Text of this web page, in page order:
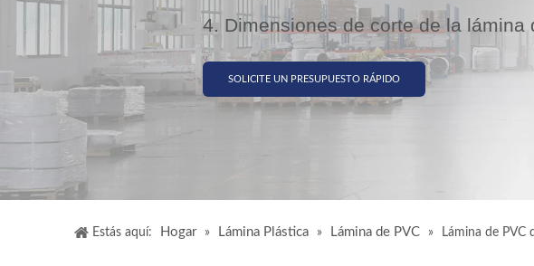
4. Dimensiones de corte de la lámina
SOLICITE UN PRESUPUESTO RÁPIDO
Estás aquí: Hogar » Lámina Plástica » Lámina de PVC » Lámina de PVC